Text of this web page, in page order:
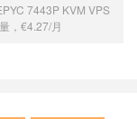
7443P KVM VPS
，€4.27/月